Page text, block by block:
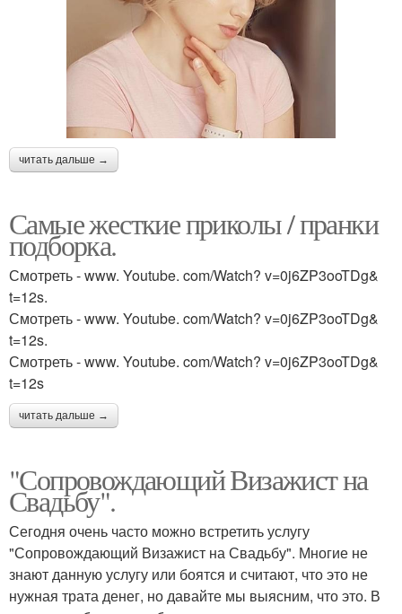
читать дальше →
Самые жесткие приколы / пранки
подборка.
Смотреть - www. Youtube. com/Watch? v=0j6ZP3ooTDg&
t=12s.
Смотреть - www. Youtube. com/Watch? v=0j6ZP3ooTDg&
t=12s.
Смотреть - www. Youtube. com/Watch? v=0j6ZP3ooTDg&
t=12s
читать дальше →
"Сопровождающий Визажист на
Свадьбу".
Сегодня очень часто можно встретить услугу
"Сопровождающий Визажист на Свадьбу". Многие не
знают данную услугу или боятся и считают, что это не
нужная трата денег, но давайте мы выясним, что это. В